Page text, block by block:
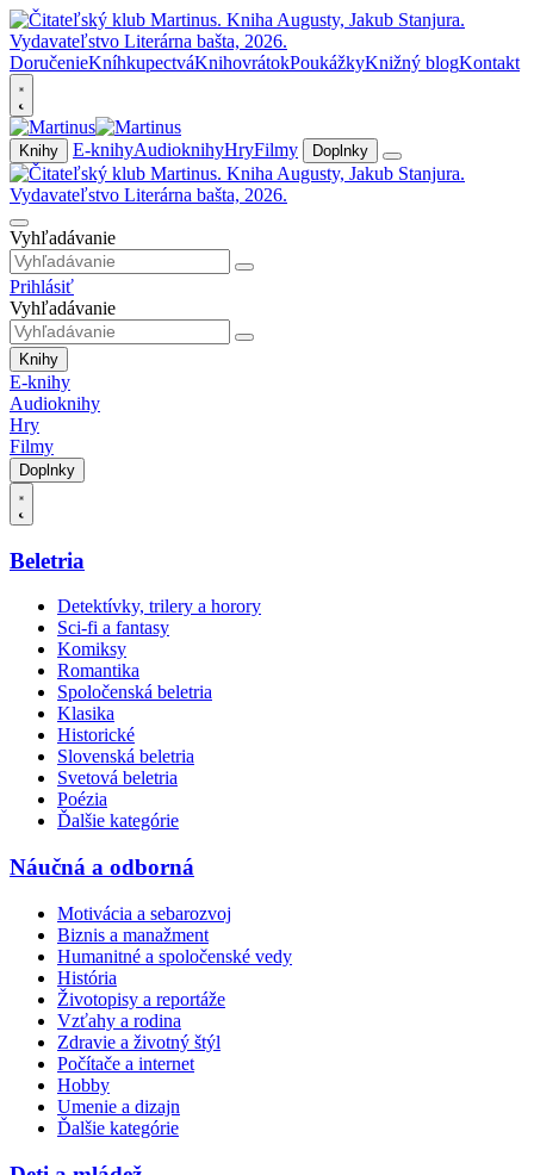
DoručenieKníhkupectváKnihovrátokPoukážkyKnižný blogKontakt
Knihy E-knihyAudioknihyHryFilmy Doplnky
Vyhľadávanie
Prihlásiť
Vyhľadávanie
Knihy
E-knihy
Audioknihy
Hry
Filmy
Doplnky
Beletria
Detektívky, trilery a horory
Sci-fi a fantasy
Komiksy
Romantika
Spoločenská beletria
Klasika
Historické
Slovenská beletria
Svetová beletria
Poézia
Ďalšie kategórie
Náučná a odborná
Motivácia a sebarozvoj
Biznis a manažment
Humanitné a spoločenské vedy
História
Životopisy a reportáže
Vzťahy a rodina
Zdravie a životný štýl
Počítače a internet
Hobby
Umenie a dizajn
Ďalšie kategórie